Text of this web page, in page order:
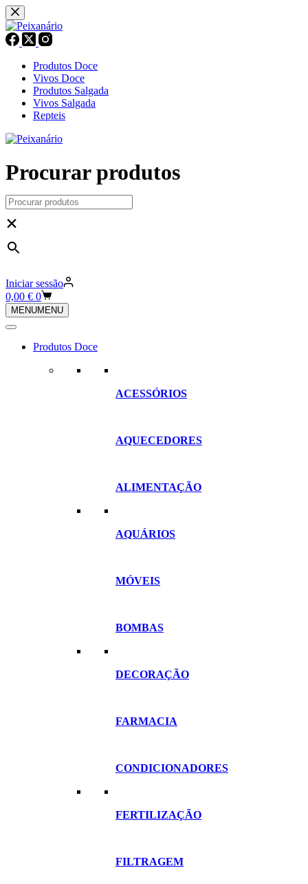
Pular
para
o
conteúdo
Produtos Doce
Vivos Doce
Produtos Salgada
Vivos Salgada
Repteis
Procurar produtos
×
Iniciar sessão
Carrinho
de
compras
0,00 € 0
MENUMENU
Produtos Doce
ACESSÓRIOS
AQUECEDORES
ALIMENTAÇÃO
AQUÁRIOS
MÓVEIS
BOMBAS
DECORAÇÃO
FARMACIA
CONDICIONADORES
FERTILIZAÇÃO
FILTRAGEM